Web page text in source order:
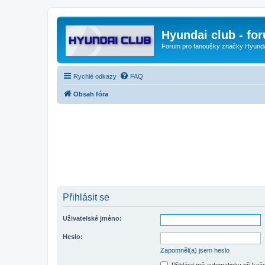
Hyundai club -
Forum pro fanoušky značky
Rychlé odkazy FAQ
Obsah fóra
Přihlásit se
Uživatelské jméno:
Heslo:
Zapomněl(a) jsem heslo